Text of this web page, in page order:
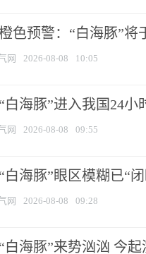
色预警：“白海豚”将
网 2026-08-08 10:05
白海豚”进入我国24
网 2026-08-08 09:55
白海豚”眼区模糊已“
网 2026-08-08 09:28
白海豚”来势汹汹 今